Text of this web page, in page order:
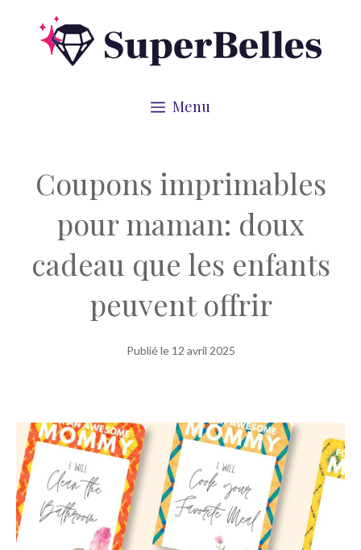
Menu
Coupons imprimables
pour maman: doux
cadeau que les enfants
peuvent offrir
Publié le 12 avril 2025